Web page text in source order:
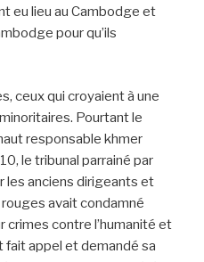
eu lieu au Cambodge et
pour qu’ils
ceux qui croyaient à une
Pourtant le
responsable khmer
le tribunal parrainé par
les anciens dirigeants et
avait condamné
crimes contre l’humanité et
fait appel et demandé sa